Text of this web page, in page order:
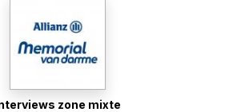
zone mixte